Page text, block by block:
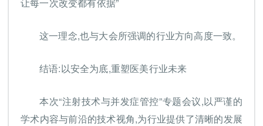
这一理念,也与大会所强调的行业方向高度一致。
结语:以安全为底,重塑医美行业未来
本次“注射技术与并发症管控”专题会议,以严谨的
学术内容与前沿的技术视角,为行业提供了清晰的发展